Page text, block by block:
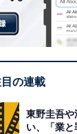
の連載
東野圭吾
い、「業